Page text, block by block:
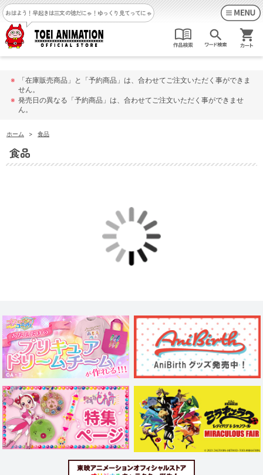
おはよう！早起きは三文の徳だにゃ！ ゆっくり見てってにゃ
※
「在庫販売商品」と「予約商品」は、合わせてご注文いただく事ができま
せん。
※ 発売日の異なる「予約商品」は、合わせてご注文いただく事ができませ
ん。
ホーム > 食品
食品